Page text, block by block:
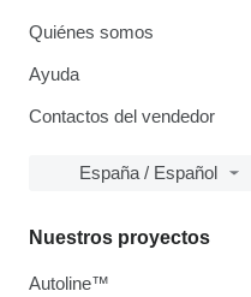
Quiénes somos
Ayuda
Contactos del vendedor
España / Español
Nuestros proyectos
Autoline™